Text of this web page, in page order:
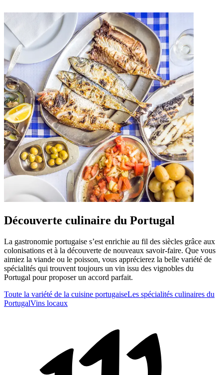
Découverte culinaire du Portugal
La gastronomie portugaise s’est enrichie au fil des siècles grâce aux
colonisations et à la découverte de nouveaux savoir-faire. Que vous
aimiez la viande ou le poisson, vous apprécierez la belle variété de
spécialités qui trouvent toujours un vin issu des vignobles du
Portugal pour proposer un accord parfait.
Toute la variété de la cuisine portugaiseLes spécialités culinaires du
PortugalVins locaux